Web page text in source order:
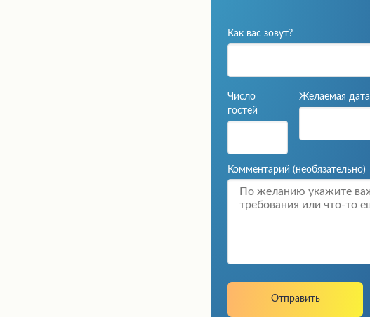
Как вас зовут?
Число
гостей
Желаемая дата
Комментарий (необязательно)